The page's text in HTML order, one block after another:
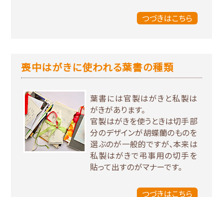
つづきはこちら
喪中はがきに使われる葉書の種類
葉書には官製はがきと私製は
がきがあります。
官製はがきを使うときは切手部
分のデザインが胡蝶蘭のものを
選ぶのが一般的ですが、本来は
私製はがきで弔事用の切手を
貼って出すのがマナーです。
つづきはこちら